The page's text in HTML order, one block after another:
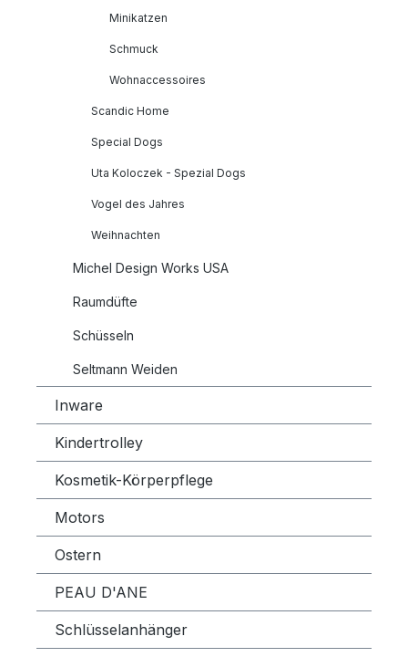
Minikatzen
Schmuck
Wohnaccessoires
Scandic Home
Special Dogs
Uta Koloczek - Spezial Dogs
Vogel des Jahres
Weihnachten
Michel Design Works USA
Raumdüfte
Schüsseln
Seltmann Weiden
Inware
Kindertrolley
Kosmetik-Körperpflege
Motors
Ostern
PEAU D'ANE
Schlüsselanhänger